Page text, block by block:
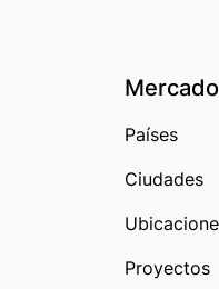
Países
Ciudades
Proyectos